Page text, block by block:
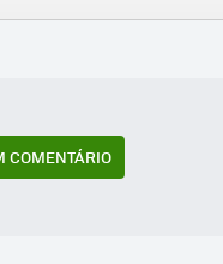
COMENTÁRIO